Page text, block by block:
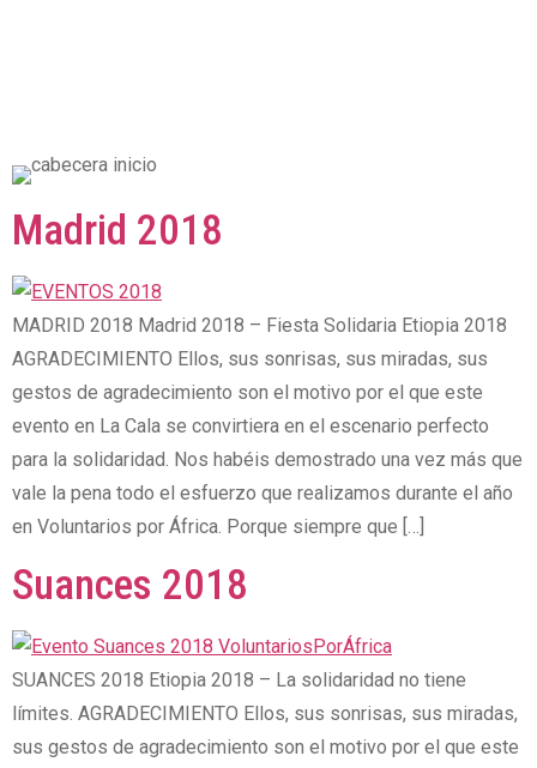
Madrid 2018
MADRID 2018 Madrid 2018 – Fiesta Solidaria Etiopia 2018
AGRADECIMIENTO Ellos, sus sonrisas, sus miradas, sus
gestos de agradecimiento son el motivo por el que este
evento en La Cala se convirtiera en el escenario perfecto
para la solidaridad. Nos habéis demostrado una vez más que
vale la pena todo el esfuerzo que realizamos durante el año
en Voluntarios por África. Porque siempre que […]
Suances 2018
SUANCES 2018 Etiopia 2018 – La solidaridad no tiene
límites. AGRADECIMIENTO Ellos, sus sonrisas, sus miradas,
sus gestos de agradecimiento son el motivo por el que este